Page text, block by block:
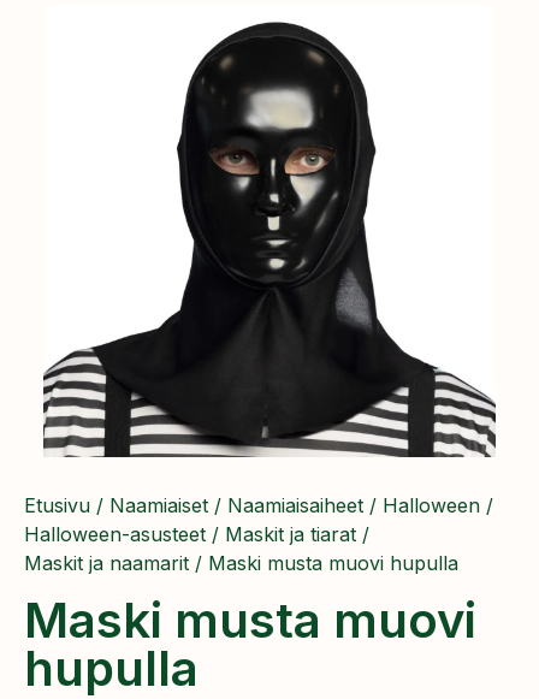
Etusivu / Naamiaiset / Naamiaisaiheet / Halloween /
Halloween-asusteet / Maskit ja tiarat /
Maskit ja naamarit / Maski musta muovi hupulla
Maski musta muovi
hupulla